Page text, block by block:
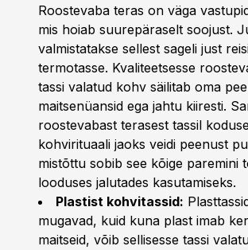
Roostevaba teras on väga
mis hoiab suurepäraselt soojust.
valmistatakse sellest sageli just
termotasse. Kvaliteetsesse
tassi valatud kohv säilitab oma
maitsenüansid ega jahtu kiiresti.
roostevabast terasest tassil
kohvirituaali jaoks veidi peenust
mistõttu sobib see kõige paremini
looduses jalutades kasutamiseks.
Plastist kohvitassid:
mugavad, kuid kuna plast imab
maitseid, võib sellisesse tassi